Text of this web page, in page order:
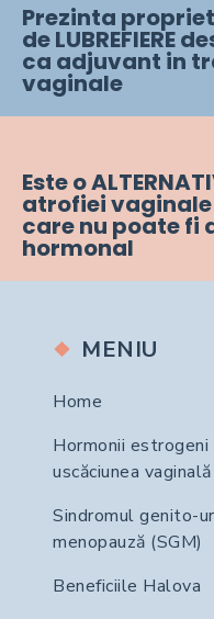
Prezinta
de LUBREFIERE
ca adjuvant in
vaginale
Este o
atrofiei
care nu poate
hormonal
MENIU
Home
Hormonii estrogeni
uscăciunea vaginală
Sindromul genito-
menopauză (SGM)
Beneficiile Halova